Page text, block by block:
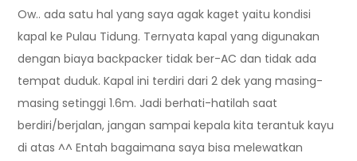
Ow.. ada satu hal yang saya agak kaget yaitu kondisi
kapal ke Pulau Tidung. Ternyata kapal yang digunakan
dengan biaya backpacker tidak ber-AC dan tidak ada
tempat duduk. Kapal ini terdiri dari 2 dek yang masing-
masing setinggi 1.6m. Jadi berhati-hatilah saat
berdiri/berjalan, jangan sampai kepala kita terantuk kayu
di atas ^^ Entah bagaimana saya bisa melewatkan